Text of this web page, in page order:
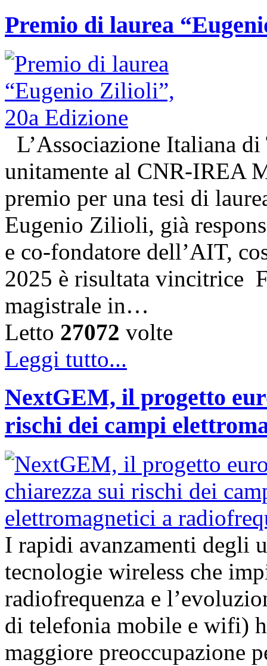
Premio di laurea
L’Associazione Italiana
unitamente al CNR-IREA
premio per una tesi di
Eugenio Zilioli, già
e co-fondatore dell’AIT,
2025 è risultata vincitrice
magistrale in…
Letto 27072 volte
Leggi tutto...
NextGEM, il progetto
rischi dei campi
I rapidi avanzamenti degli
tecnologie wireless che
radiofrequenza e
di telefonia mobile e wifi)
maggiore preoccupazione